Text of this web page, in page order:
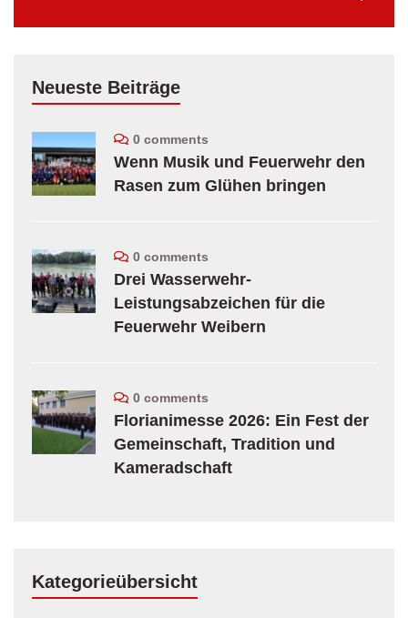
Neueste Beiträge
0 comments
Wenn Musik und Feuerwehr den
Rasen zum Glühen bringen
0 comments
Drei Wasserwehr-
Leistungsabzeichen für die
Feuerwehr Weibern
0 comments
Florianimesse 2026: Ein Fest der
Gemeinschaft, Tradition und
Kameradschaft
Kategorieübersicht